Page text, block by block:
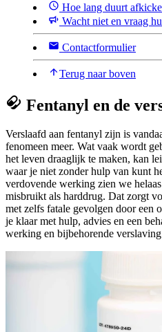
Hoe lang duurt
Wacht niet en vraag
Contactformulier
Terug naar boven
Fentanyl en de
Verslaafd aan fentanyl zijn is
fenomeen meer. Wat vaak wordt
het leven draaglijk te maken, kan
waar je niet zonder hulp van kunt
verdovende werking zien we
misbruikt als harddrug. Dat zorgt
met zelfs fatale gevolgen door een
je klaar met hulp, advies en een
werking en bijbehorende